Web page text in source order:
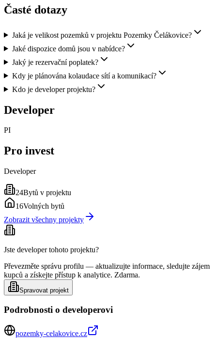
Časté dotazy
Jaká je velikost pozemků v projektu Pozemky Čelákovice?
Jaké dispozice domů jsou v nabídce?
Jaký je rezervační poplatek?
Kdy je plánována kolaudace sítí a komunikací?
Kdo je developer projektu?
Developer
PI
Pro invest
Developer
24Bytů v projektu
16Volných bytů
Zobrazit všechny projekty
Jste developer tohoto projektu?
Převezměte správu profilu — aktualizujte informace, sledujte zájem
kupců a získejte přístup k analytice. Zdarma.
Spravovat projekt
Podrobnosti o developerovi
pozemky-celakovice.cz